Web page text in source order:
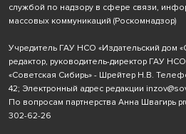
службой по надзору в сфере связи,
массовых коммуникаций (Роскомнадзор)
Учредитель ГАУ НСО «Издательский дом
редактор, руководитель-директор ГАУ
«Советская Сибирь» - Шрейтер Н.В.
42; Электронный адрес редакции
По вопросам партнерства Анна Швагирь
302-62-26